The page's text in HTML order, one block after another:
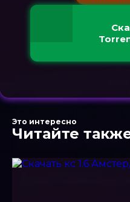
Это интересно
Читайте